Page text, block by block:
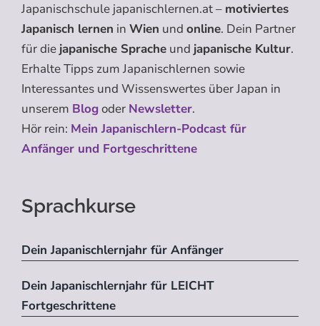
Japanischschule japanischlernen.at – motiviertes
Japanisch lernen in Wien und online. Dein Partner
für die japanische Sprache und japanische Kultur.
Erhalte Tipps zum Japanischlernen sowie
Interessantes und Wissenswertes über Japan in
unserem Blogoder Newsletter.
Hör rein: Mein Japanischlern-Podcast für
Anfänger und Fortgeschrittene
Sprachkurse
Dein Japanischlernjahr für Anfänger
Dein Japanischlernjahr für LEICHT
Fortgeschrittene